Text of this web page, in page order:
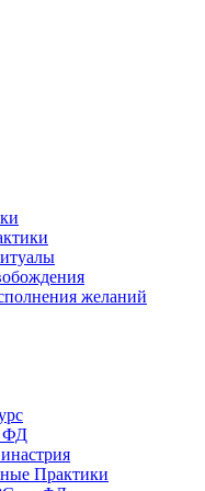
желаний
ФД
Практики